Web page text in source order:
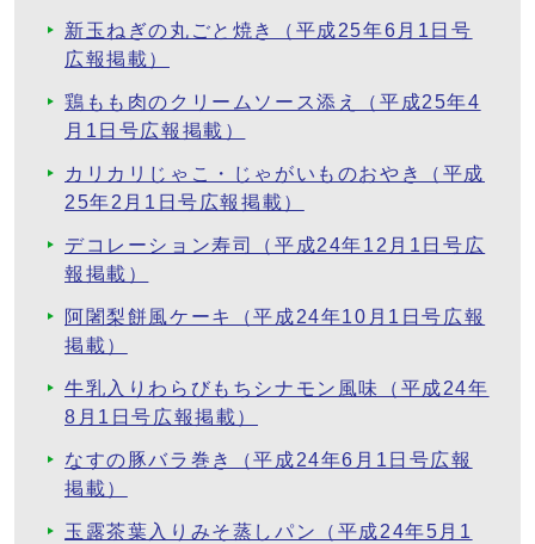
新玉ねぎの丸ごと焼き（平成25年6月1日号
広報掲載）
鶏もも肉のクリームソース添え（平成25年4
月1日号広報掲載）
カリカリじゃこ・じゃがいものおやき（平成
25年2月1日号広報掲載）
デコレーション寿司（平成24年12月1日号広
報掲載）
阿闍梨餅風ケーキ（平成24年10月1日号広報
掲載）
牛乳入りわらびもちシナモン風味（平成24年
8月1日号広報掲載）
なすの豚バラ巻き（平成24年6月1日号広報
掲載）
玉露茶葉入りみそ蒸しパン（平成24年5月1